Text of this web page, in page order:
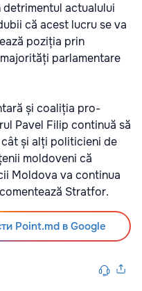
actualului
că acest lucru se va
poziția prin
parlamentare
și coaliția pro-
Pavel Filip continuă să
și alți politicieni de
moldoveni că
Moldova va continua
Stratfor.
Point.md в Google